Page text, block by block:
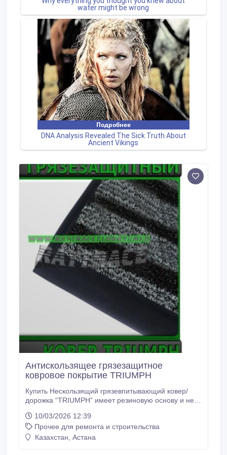
Антискользящее грязезащитное
ковровое покрытие TRIUMPH
Купить Нескользящий грязевпитывающий ковер/
дорожка “TRIUMPH” имеет резиновую основу и не
на резиновой основе“TRIUMPH” может
эксплуатироваться круглогодично в любых
общественных зданиях. Антискользящий ковер/
10/03/2026 12:39
Прочее для ремонта и строительства
Казахстан, Астана